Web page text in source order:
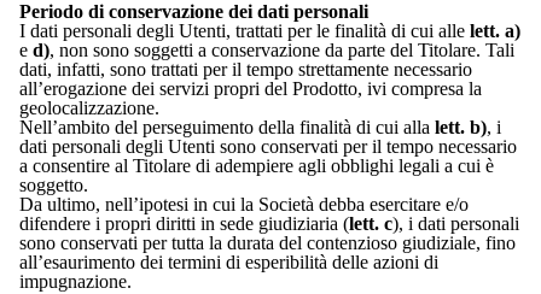
Periodo di conservazione dei dati personali
I dati personali degli Utenti, trattati per le finalità di cui alle lett. a)
e d), non sono soggetti a conservazione da parte del Titolare. Tali
dati, infatti, sono trattati per il tempo strettamente necessario
all’erogazione dei servizi propri del Prodotto, ivi compresa la
geolocalizzazione.
Nell’ambito del perseguimento della finalità di cui alla lett. b), i
dati personali degli Utenti sono conservati per il tempo necessario
a consentire al Titolare di adempiere agli obblighi legali a cui è
soggetto.
Da ultimo, nell’ipotesi in cui la Società debba esercitare e/o
difendere i propri diritti in sede giudiziaria (lett. c), i dati personali
sono conservati per tutta la durata del contenzioso giudiziale, fino
all’esaurimento dei termini di esperibilità delle azioni di
impugnazione.